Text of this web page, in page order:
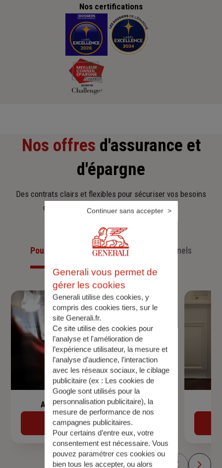
Nos certifications
Nos offres d'assurance et
d'épargne
Des contrats clairs et flexibles pour sécuriser vos besoins
d’aujourd’hui et anticiper ceux de demain.
Pour les particuliersPour les professionnels
Assurance de prêt immobilier
Découvrir
Generali vous permet de
gérer les cookies
Generali utilise des cookies, y
compris des cookies tiers, sur le
site Generali.fr.
Ce site utilise des cookies pour
l’analyse et l'amélioration de
l’expérience utilisateur, la mesure et
l’analyse d’audience, l’interaction
avec les réseaux sociaux, le ciblage
publicitaire (ex : Les cookies de
Google sont utilisés pour la
personnalisation publicitaire), la
mesure de performance de nos
campagnes publicitaires.
Pour certains d’entre eux, votre
consentement est nécessaire. Vous
pouvez paramétrer ces cookies ou
bien tous les accepter, ou alors
Continuer sans accepter